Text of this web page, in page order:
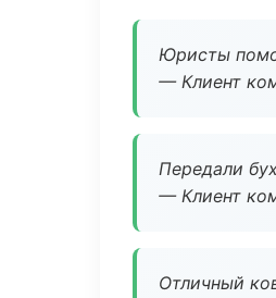
Юристы
— Клиент
Передали
— Клиент
Отличный